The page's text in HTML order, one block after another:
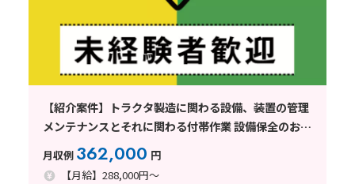
【紹介案件】トラクタ製造に関わる設備、装置の管理
メンテナンスとそれに関わる付帯作業 設備保全のお仕
事。未経験者でもOK（研修あり）
月収例 362,000 円
【月給】288,000円～